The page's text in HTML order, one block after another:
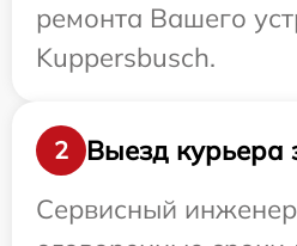
ремонта Вашего
Kuppersbusch.
2
Выезд курьера
Сервисный